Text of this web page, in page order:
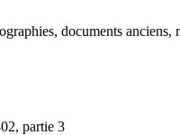
documents
partie 3